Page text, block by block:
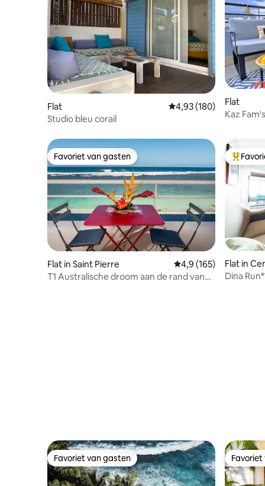
Flat Gemiddelde
4,93 (180)
Studio bleu corail
Flat
Kaz
Favoriet van gasten
Favoriet van gasten
Flat in Saint Pierre Gemiddelde
4,9 (165)
T1 Australische droom aan de rand van
Flat in
Dina
Favoriet van gasten
Favoriet van gasten